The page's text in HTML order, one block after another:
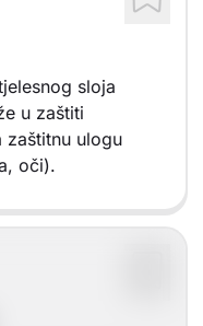
sloja
u zaštiti
zaštitnu ulogu
oči).